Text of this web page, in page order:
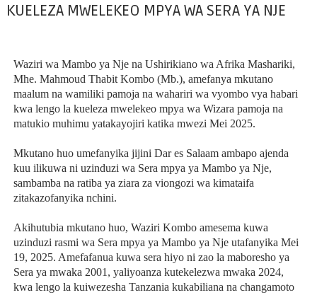
KUELEZA MWELEKEO MPYA WA SERA YA NJE
Waziri wa Mambo ya Nje na Ushirikiano wa Afrika Mashariki,
Mhe. Mahmoud Thabit Kombo (Mb.), amefanya mkutano
maalum na wamiliki pamoja na wahariri wa vyombo vya habari
kwa lengo la kueleza mwelekeo mpya wa Wizara pamoja na
matukio muhimu yatakayojiri katika mwezi Mei 2025.
Mkutano huo umefanyika jijini Dar es Salaam ambapo ajenda
kuu ilikuwa ni uzinduzi wa Sera mpya ya Mambo ya Nje,
sambamba na ratiba ya ziara za viongozi wa kimataifa
zitakazofanyika nchini.
Akihutubia mkutano huo, Waziri Kombo amesema kuwa
uzinduzi rasmi wa Sera mpya ya Mambo ya Nje utafanyika Mei
19, 2025. Amefafanua kuwa sera hiyo ni zao la maboresho ya
Sera ya mwaka 2001, yaliyoanza kutekelezwa mwaka 2024,
kwa lengo la kuiwezesha Tanzania kukabiliana na changamoto